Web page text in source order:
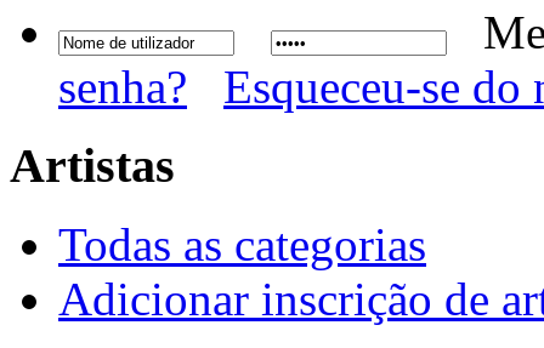
senha?
Esqueceu-se
Artistas
Todas as categorias
Adicionar inscrição de